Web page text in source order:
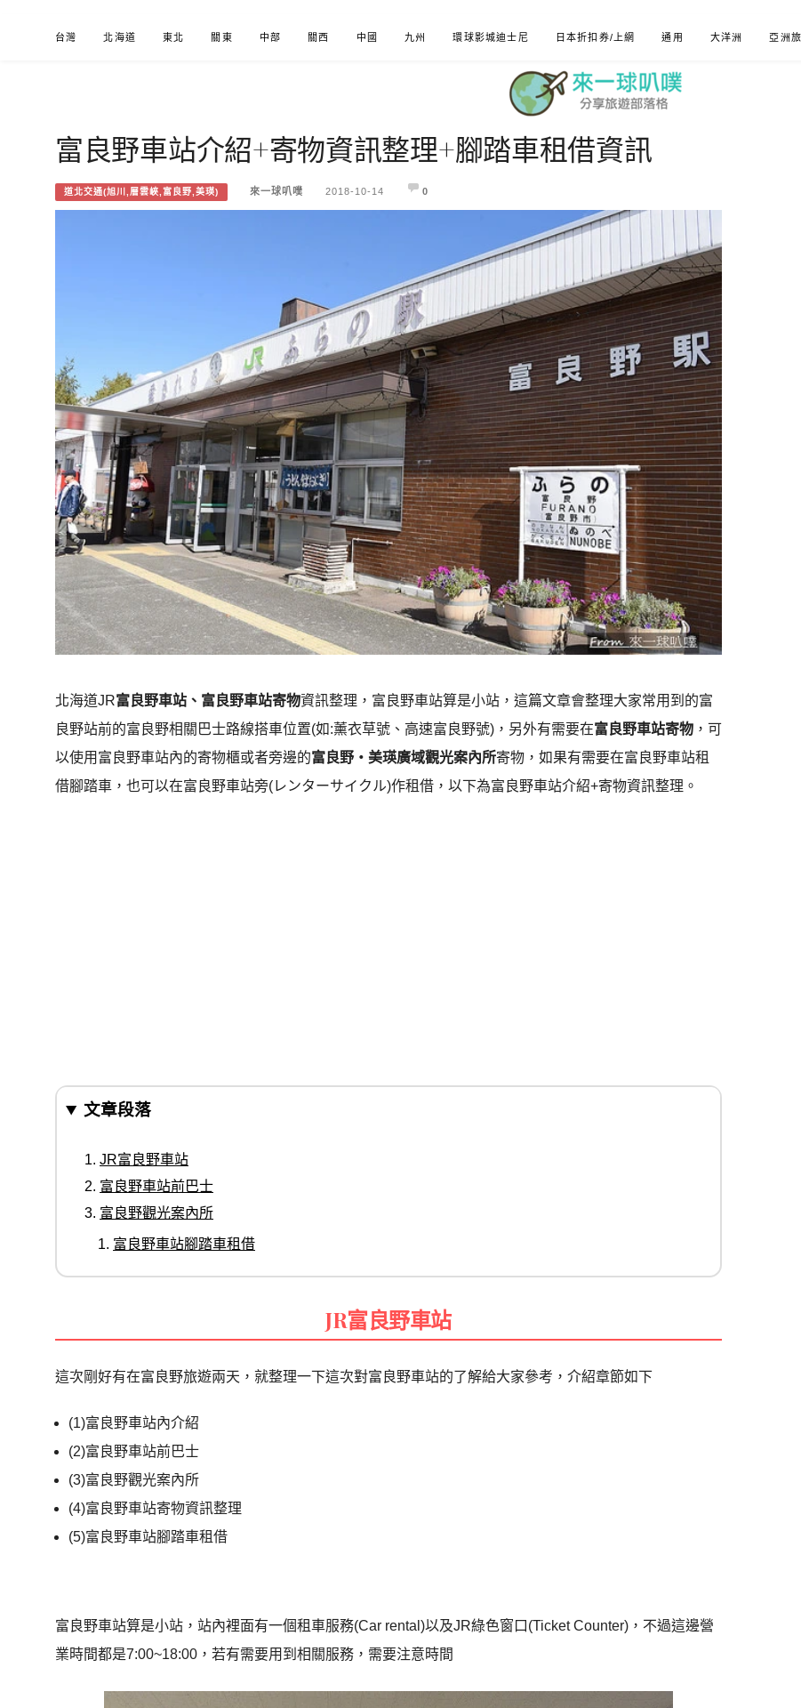
台灣 北海道 東北 關東 中部 關西 中國 九州 環球影城迪士尼 日本折扣券/上網 通用 大洋洲 亞洲
來一球叭噗
分享日本自助部落格
富良野車站介紹+寄物資訊整理+腳踏車租借資訊
道北交通(旭川,層雲峽,富良野,美瑛) 來一球叭噗 2018-10-14 0
北海道JR富良野車站、 富良野車站寄物資訊整理，富良野車站算是小站，這篇文章會整理大家常用到的富
良野站前的富良野相關巴士路線搭車位置(如:薰衣草號、高速富良野號)，另外有需要在富良野車站寄物 ，可
以使用富良野車站內的寄物櫃或者旁邊的富良野 ・美瑛廣域觀光案內所寄物，如果有需要在富良野車站租
借腳踏車，也可以在富良野車站旁(レンターサイクル)作租借，以下為富良野車站介紹+寄物資訊整理。
文章段落
JR富良野車站
富良野車站前巴士
富良野觀光案內所
富良野車站腳踏車租借
JR富良野車站
這次剛好有在富良野旅遊兩天，就整理一下這次對富良野車站的了解給大家參考，介紹章節如下
(1)富良野車站內介紹
(2)富良野車站前巴士
(3)富良野觀光案內所
(4)富良野車站寄物資訊整理
(5)富良野車站腳踏車租借
富良野車站算是小站，站內裡面有一個租車服務(Car rental)以及JR綠色窗口(Ticket Counter)，不過這邊營
業時間都是7:00~18:00，若有需要用到相關服務，需要注意時間